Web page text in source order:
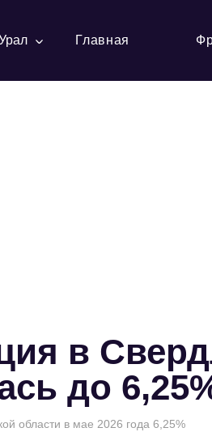
Главная
в
до
области в мае 2026 года 6,25%